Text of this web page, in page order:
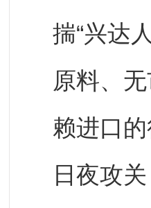
揣“兴达
原料、
赖进口
日夜攻